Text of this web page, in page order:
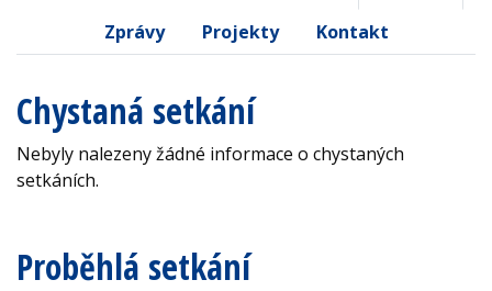
Zprávy
Projekty Kontakt
Chystaná setkání
Nebyly nalezeny žádné informace o chystaných
setkáních.
Proběhlá setkání